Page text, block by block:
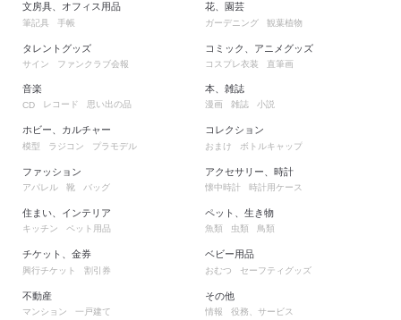
文房具、オフィス用品
筆記具 手帳
タレントグッズ
サイン ファンクラブ会報
花、園芸
ガーデニング 観葉植物
コミック、アニメグッズ
コスプレ衣装 直筆画
音楽
CD レコード 思い出の品
ホビー、カルチャー
模型 ラジコン プラモデル
ファッション
アパレル 靴 バッグ
住まい、インテリア
キッチン ペット用品
チケット、金券
興行チケット 割引券
不動産
マンション 一戸建て
本、雑誌
漫画 雑誌 小説
コレクション
おまけ ボトルキャップ
アクセサリー、時計
懐中時計 時計用ケース
ペット、生き物
魚類 虫類 鳥類
ベビー用品
おむつ セーフティグッズ
その他
情報 役務、サービス